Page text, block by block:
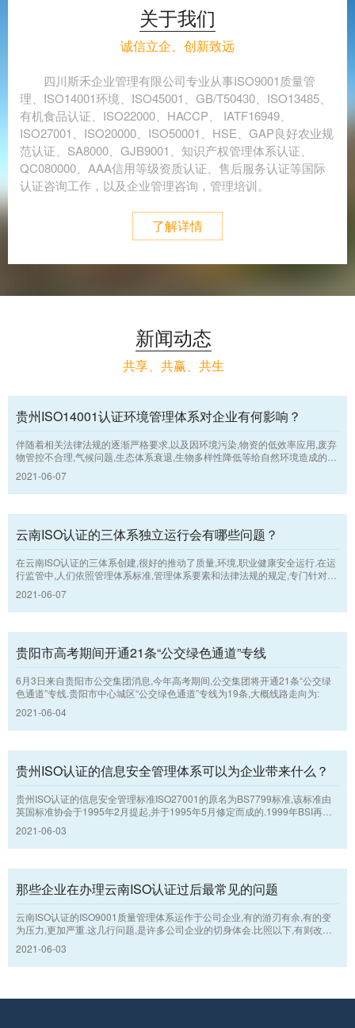
关于我们
诚信立企、创新致远
四川斯禾企业管理有限公司专业从事ISO9001质量管
理、ISO14001环境、ISO45001、GB/T50430、ISO13485、
有机食品认证、ISO22000、HACCP、 IATF16949、
ISO27001、ISO20000、ISO50001、HSE、GAP良好农业规
范认证、SA8000、GJB9001、知识产权管理体系认证、
QC080000、AAA信用等级资质认证、售后服务认证等国际
认证咨询工作，以及企业管理咨询，管理培训。
了解详情
新闻动态
共享、共赢、共生
贵州ISO14001认证环境管理体系对企业有何影响？
伴随着相关法律法规的逐渐严格要求,以及因环境污染,物资的低效率应用,废弃
物管控不合理,气候问题,生态体系衰退,生物多样性降低等给自然环境造成的负
各机构运用执行贵州ISO认证的环境管理体系,运用系统的方式开展环境管理,
以求为“自然环境支柱”的可持续发展贡献力量.
2021-06-07
云南ISO认证的三体系独立运行会有哪些问题？
在云南ISO认证的三体系创建,很好的推动了质量,环境,职业健康安全运行.在运
行监管中,人们依照管理体系标准,管理体系要素和法律法规的规定,专门针对生
的运行把控,采用PDCA运行模式的方式和方法,强化管理,持续改善,使企业经营
管理持续上提高.
2021-06-07
贵阳市高考期间开通21条“公交绿色通道”专线
6月3日来自贵阳市公交集团消息,今年高考期间,公交集团将开通21条“公交绿
色通道”专线.贵阳市中心城区“公交绿色通道”专线为19条,大概线路走向为:
2021-06-04
贵州ISO认证的信息安全管理体系可以为企业带来什么？
贵州ISO认证的信息安全管理标准ISO27001的原名为BS7799标准,该标准由
英国标准协会于1995年2月提起,并于1995年5月修定而成的.1999年BSI再次
息安全管理供应意见,供承担在其机构运行,执行或维护安全的工作人员应用;第
2方面详细说明了构建,执行和文件化信息安全管理体系的标准,贵州ISO认证的I
2021-06-03
那些企业在办理云南ISO认证过后最常见的问题
云南ISO认证的ISO9001质量管理体系运作于公司企业,有的游刃有余,有的变
为压力,更加严重.这几行问题,是许多公司企业的切身体会.比照以下,有则改之,
2021-06-03